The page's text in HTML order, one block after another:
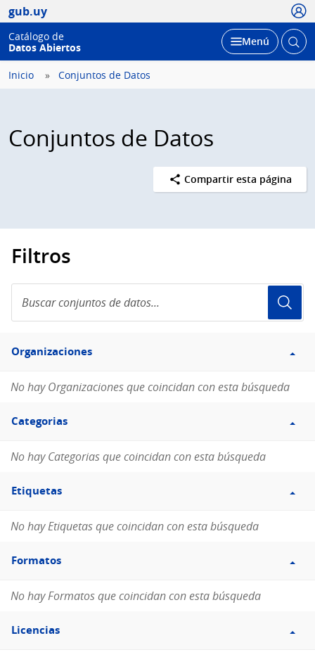
gub.uy
Catálogo de
Datos Abiertos
Desplegar
Menú Abrir
Inicio Conjuntos de Datos
Conjuntos de Datos
Compartir esta página
Filtros
conjuntos
de
Filtro
Organizaciones
Organizaciones
No hay Organizaciones que coincidan con esta búsqueda
Filtro
Categorias
Categorias
No hay Categorias que coincidan con esta búsqueda
Filtro
Etiquetas
Etiquetas
No hay Etiquetas que coincidan con esta búsqueda
Filtro
Formatos
Formatos
No hay Formatos que coincidan con esta búsqueda
Filtro
Licencias
Licencias